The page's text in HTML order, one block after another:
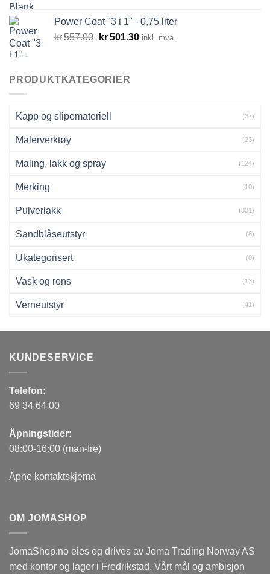
Power Coat "3 i 1" - 0,75 liter
kr557.00 Opprinnelig
kr557.00.
kr501.30Nåværende
inkl. mva.
PRODUKTKATEGORIER
Kapp og slipemateriell (37)
Malerverktøy (23)
Maling, lakk og spray (124)
Merking (10)
Pulverlakk (331)
Sandblåseutstyr (8)
Ukategorisert (0)
Vask og rens (13)
Verneutstyr (41)
KUNDESERVICE
Telefon:
69 34 64 00
Åpningstider:
08:00-16:00 (man-fre)
Åpne kontaktskjema
OM JOMASHOP
JomaShop.no eies og drives av Joma Trading Norway AS
med kontor og lager i Fredrikstad. Vårt mål og ambisjon